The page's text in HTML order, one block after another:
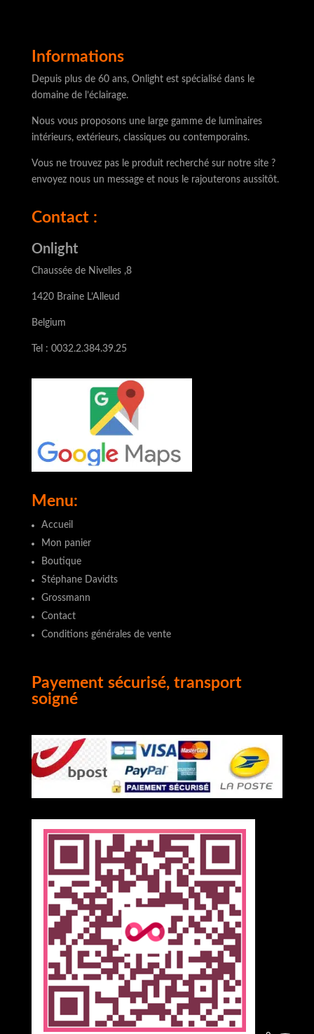
Informations
Depuis plus de 60 ans, Onlight est spécialisé dans le
domaine de l’éclairage.
Nous vous proposons une large gamme de luminaires
intérieurs, extérieurs, classiques ou contemporains.
Vous ne trouvez pas le produit recherché sur notre site ?
envoyez nous un message et nous le rajouterons aussitôt.
Contact :
Onlight
Chaussée de Nivelles ,8
1420 Braine L’Alleud
Belgium
Tel : 0032.2.384.39.25
Menu:
Accueil
Mon panier
Boutique
Stéphane Davidts
Grossmann
Contact
Conditions générales de vente
Payement sécurisé, transport
soigné